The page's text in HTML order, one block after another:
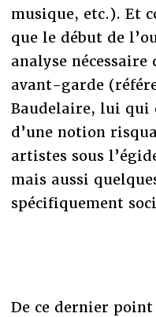
musique, etc.). Et
que le début de
analyse nécessaire
avant-garde
Baudelaire, lui qui
d’une notion
artistes sous
mais aussi
spécifiquement
De ce dernier